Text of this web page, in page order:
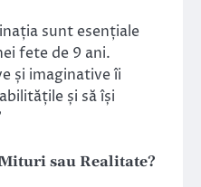
sunt esențiale
fete de 9 ani.
și imaginative îi
și să își
sau Realitate?